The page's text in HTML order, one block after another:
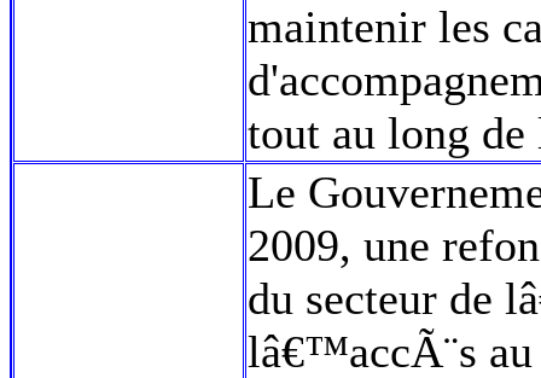
maintenir les
tout au long
Le
2009, une
du secteur de
lâ€™accÃ¨s au